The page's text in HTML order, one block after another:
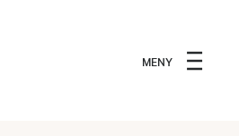
MENY